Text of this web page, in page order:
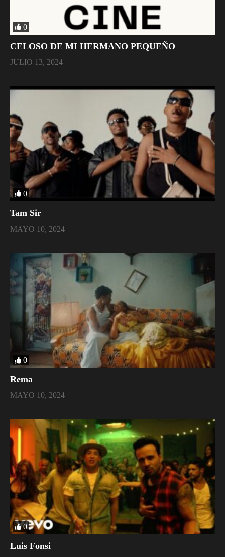
0
CELOSO DE MI HERMANO PEQUEÑO
JULIO 13, 2024
0
Tam Sir
MAYO 10, 2024
0
Rema
MAYO 10, 2024
0
Luis Fonsi